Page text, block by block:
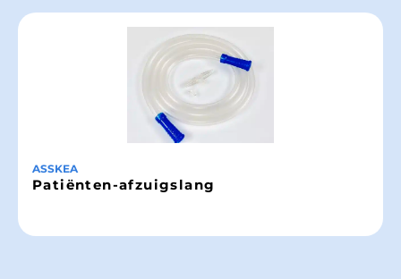
ASSKEA
Patiënten-afzuigslang